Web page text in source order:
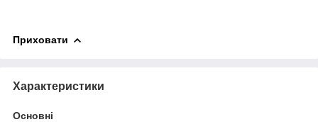
Приховати
Характеристики
Основні